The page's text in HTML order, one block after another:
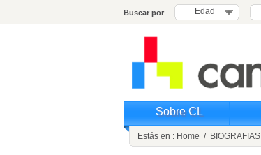
Buscar por Edad
Sobre CL
Estás en : Home / BIOGRAFIAS